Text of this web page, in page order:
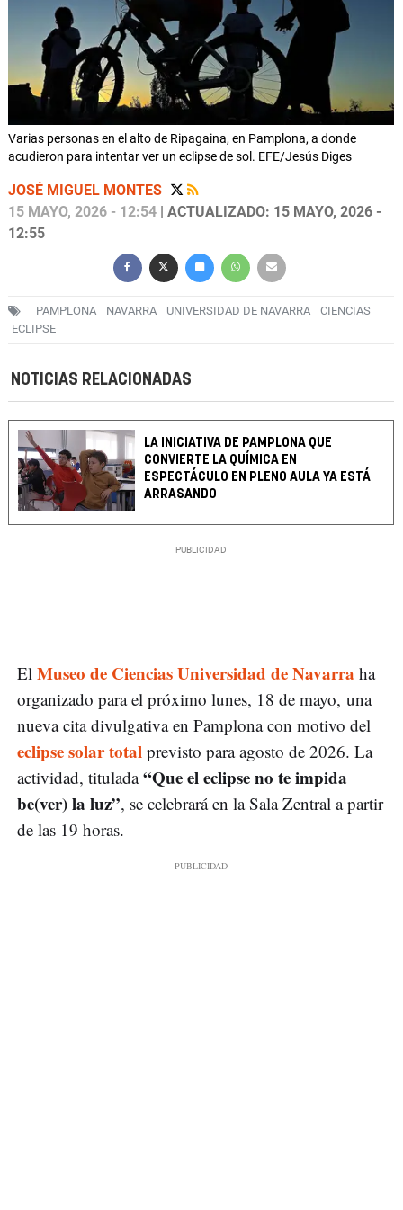
Varias personas en el alto de Ripagaina, en Pamplona, a donde
acudieron para intentar ver un eclipse de sol. EFE/Jesús Diges
JOSÉ MIGUEL MONTES
15 MAYO, 2026 - 12:54 | ACTUALIZADO: 15 MAYO, 2026 -
12:55
PAMPLONA NAVARRA UNIVERSIDAD DE NAVARRA
CIENCIAS
ECLIPSE
NOTICIAS RELACIONADAS
LA INICIATIVA DE PAMPLONA QUE
CONVIERTE LA QUÍMICA EN
ESPECTÁCULO EN PLENO AULA YA ESTÁ
ARRASANDO
El Museo de Ciencias Universidad de Navarra ha
organizado para el próximo lunes, 18 de mayo, una
nueva cita divulgativa en Pamplona con motivo del
eclipse solar total previsto para agosto de 2026. La
actividad, titulada“Que el eclipse no te impida
be(ver) la luz”, se celebrará en la Sala Zentral a partir
de las 19 horas.